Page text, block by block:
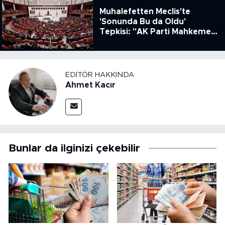
Muhalefetten Meclis'te
'Sonunda Bu da Oldu'
Tepkisi: "AK Parti Mahkeme
Kanun Çıkardı"
EDITÖR HAKKINDA
Ahmet Kacır
Bunlar da ilginizi çekebilir